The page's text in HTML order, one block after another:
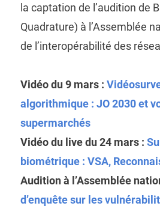
la captation de l’audition de
Quadrature) à l’Assemblée
de l’interopérabilité des
Vidéo du 9 mars :
algorithmique : JO 2030 et
supermarchés
Vidéo du live du 24 mars :
biométrique : VSA,
Audition à l’Assemblée
d’enquête sur les